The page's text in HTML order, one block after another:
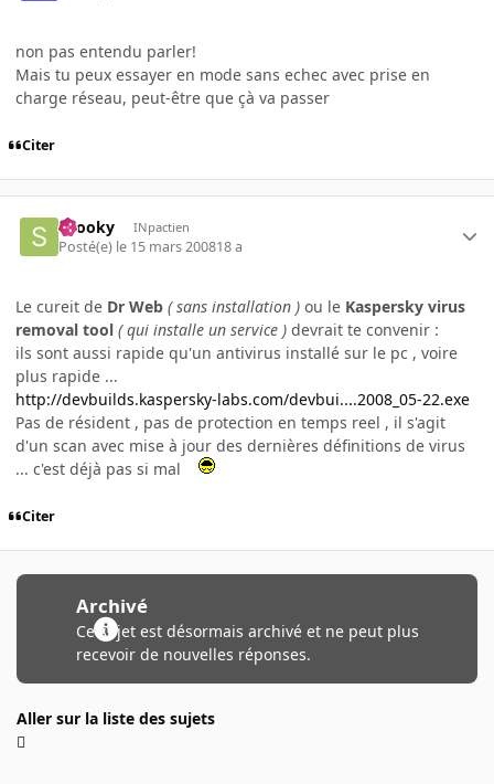
non pas entendu parler!
Mais tu peux essayer en mode sans echec avec prise en
charge réseau, peut-être que çà va passer
Citer
snooky INpactien
Posté(e) le 15 mars 200818 a
Le cureit de Dr Web ( sans installation ) ou le Kaspersky virus
removal tool ( qui installe un service ) devrait te convenir :
ils sont aussi rapide qu'un antivirus installé sur le pc , voire
plus rapide ...
http://devbuilds.kaspersky-labs.com/devbui....2008_05-22.exe
Pas de résident , pas de protection en temps reel , il s'agit
d'un scan avec mise à jour des dernières définitions de virus
... c'est déjà pas si mal
Citer
Archivé
Ce sujet est désormais archivé et ne peut plus
recevoir de nouvelles réponses.
Aller sur la liste des sujets